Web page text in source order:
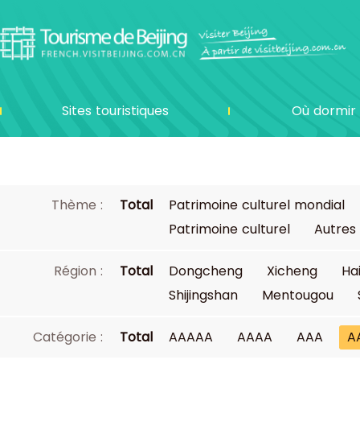
Sites touristiques Où dormir
Thème : Total
Patrimoine culturel mondial
Patrimoine culturel
Autres
Région : Total Dongcheng Xicheng
Shijingshan
Mentougou
Catégorie : Total AAAAA AAAA AAA